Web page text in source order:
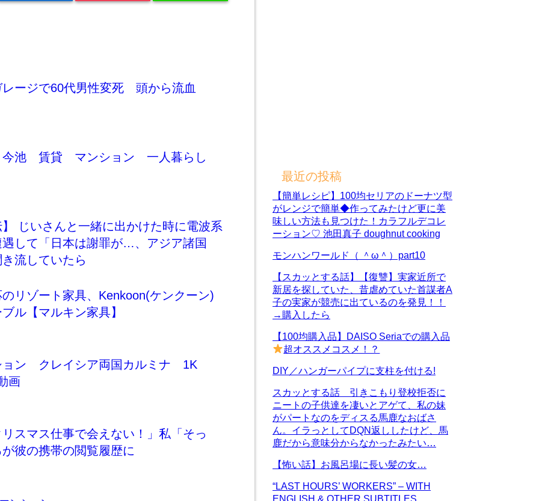
レージで60代男性変死 頭から流血
池 賃貸 マンション 一人暮らし
】 じいさんと一緒に出かけた時に電波系
して「日本は謝罪が…、アジア諸国
流していたら
リゾート家具、Kenkoon(ケンクーン)
ル【マルキン家具】
ョン クレイシア両国カルミナ 1K
画
リスマス仕事で会えない！」私「そっ
彼の携帯の閲覧履歴に
最近の投稿
【簡単レシピ】100均セリアのドーナツ型
がレンジで簡単◆作ってみたけど更に美
味しい方法も見つけた！カラフルデコレ
ーション♡ 池田真子 doughnut cooking
モンハンワールド（ ＾ω＾）part10
【スカッとする話】【復讐】実家近所で
新居を探していた、昔虐めていた首謀者A
子の実家が競売に出ているのを発見！！
→購入したら
【100均購入品】DAISO Seriaでの購入品
超オススメコスメ！？
DIY／ハンガーパイプに支柱を付ける!
スカッとする話 引きこもり登校拒否に
ニートの子供達を凄いとアゲて、私の妹
がパートなのをディスる馬鹿なおばさ
ん。イラっとしてDQN返ししたけど、馬
鹿だから意味分からなかったみたい…
【怖い話】お風呂場に長い髪の女…
“LAST HOURS’ WORKERS” – WITH
ENGLISH & OTHER SUBTITLES